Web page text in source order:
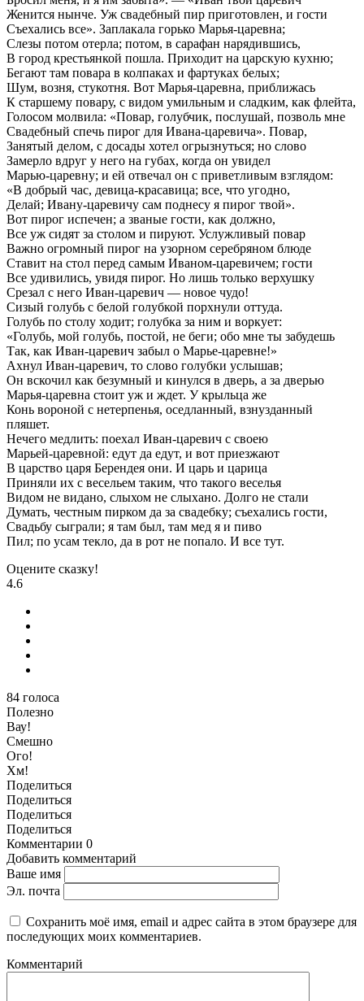
Женится нынче. Уж свадебный пир приготовлен, и гости
Съехались все». Заплакала горько Марья-царевна;
Слезы потом отерла; потом, в сарафан нарядившись,
В город крестьянкой пошла. Приходит на царскую кухню;
Бегают там повара в колпаках и фартуках белых;
Шум, возня, стукотня. Вот Марья-царевна, приближась
К старшему повару, с видом умильным и сладким, как флейта,
Голосом молвила: «Повар, голубчик, послушай, позволь мне
Свадебный спечь пирог для Ивана-царевича». Повар,
Занятый делом, с досады хотел огрызнуться; но слово
Замерло вдруг у него на губах, когда он увидел
Марью-царевну; и ей отвечал он с приветливым взглядом:
«В добрый час, девица-красавица; все, что угодно,
Делай; Ивану-царевичу сам поднесу я пирог твой».
Вот пирог испечен; а званые гости, как должно,
Все уж сидят за столом и пируют. Услужливый повар
Важно огромный пирог на узорном серебряном блюде
Ставит на стол перед самым Иваном-царевичем; гости
Все удивились, увидя пирог. Но лишь только верхушку
Срезал с него Иван-царевич — новое чудо!
Сизый голубь с белой голубкой порхнули оттуда.
Голубь по столу ходит; голубка за ним и воркует:
«Голубь, мой голубь, постой, не беги; обо мне ты забудешь
Так, как Иван-царевич забыл о Марье-царевне!»
Ахнул Иван-царевич, то слово голубки услышав;
Он вскочил как безумный и кинулся в дверь, а за дверью
Марья-царевна стоит уж и ждет. У крыльца же
Конь вороной с нетерпенья, оседланный, взнузданный
пляшет.
Нечего медлить: поехал Иван-царевич с своею
Марьей-царевной: едут да едут, и вот приезжают
В царство царя Берендея они. И царь и царица
Приняли их с весельем таким, что такого веселья
Видом не видано, слыхом не слыхано. Долго не стали
Думать, честным пирком да за свадебку; съехались гости,
Свадьбу сыграли; я там был, там мед я и пиво
Пил; по усам текло, да в рот не попало. И все тут.
Оцените сказку!
4.6
84 голоса
Полезно
Вау!
Смешно
Ого!
Хм!
Поделиться
Поделиться
Поделиться
Поделиться
Комментарии 0
Добавить комментарий
Ваше имя
Эл. почта
Сохранить моё имя, email и адрес сайта в этом браузере для
последующих моих комментариев.
Комментарий